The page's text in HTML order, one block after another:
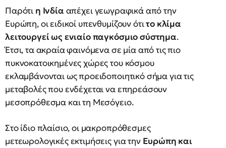
Παρότι η Ινδία απέχει γεωγραφικά από την
Ευρώπη, οι ειδικοί υπενθυμίζουν ότιτο κλίμα
λειτουργεί ως ενιαίο παγκόσμιο σύστημα.
Έτσι, τα ακραία φαινόμενα σε μία από τις πιο
πυκνοκατοικημένες χώρες του κόσμου
εκλαμβάνονται ως προειδοποιητικό σήμα για τις
μεταβολές που ενδέχεται να επηρεάσουν
μεσοπρόθεσμα και τη Μεσόγειο.
Στο ίδιο πλαίσιο, οι μακροπρόθεσμες
μετεωρολογικές εκτιμήσεις για την Ευρώπη και